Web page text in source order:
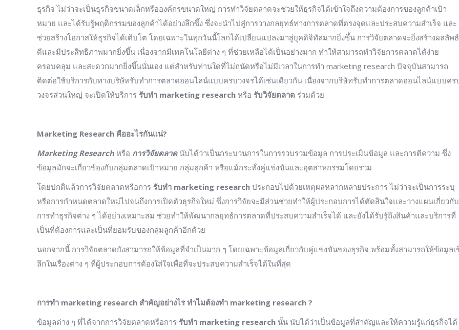
ธุรกิจ ไม่ว่าจะเป็นธุรกิจขนาดเล็กหรือองค์กรขนาดใหญ่ การทำวิจัยตลาดจะช่วยให้ธุรกิจได้เข้าใจถึงความต้องการของลูกค้าเป้า
หมาย และได้รับรู้พฤติกรรมของลูกค้าได้อย่างลึกซึ้ง ซึ่งจะนำไปสู่การวางกลยุทธ์ทางการตลาดที่ตรงจุดและประสบความสำเร็จ และ
ช่วยสร้างโอกาสให้ธุรกิจได้เติบโต โดยเฉพาะในทุกวันนี้โลกได้เปลี่ยนแปลงมาสู่ยุคดิจิทัลมากยิ่งขึ้น การวิจัยตลาดจะยิ่งสร้างผลลัพ
ดีและมีประสิทธิภาพมากยิ่งขึ้น เนื่องจากมีเทคโนโลยีต่าง ๆ ที่ช่วยเหลือได้เป็นอย่างมาก ทำให้สามารถทำวิจัยการตลาดได้ง่าย
ครอบคลุม และสะดวกมากยิ่งขึ้นนั่นเอง แต่สำหรับท่านใดที่ไม่ถนัดหรือไม่มีเวลาในการทำ marketing research ปัจจุบันสามารถ
ติดต่อใช้บริการกับทางบริษัทรับทำการตลาดออนไลน์แบบครบวงจรได้เช่นเดียวกัน เนื่องจากบริษัทรับทำการตลาดออนไลน์แบบคร
วงจรส่วนใหญ่ จะเปิดให้บริการ รับทำ marketing research หรือ รับวิจัยตลาด ร่วมด้วย
Marketing Research คืออะไรกันแน่?
Marketing Researchหรือ การวิจัยตลาดนับได้ว่าเป็นกระบวนการในการรวบรวมข้อมูล การประเมินข้อมูล และการตีความ ซึ่ง
ข้อมูลมักจะเกี่ยวข้องกับกลุ่มตลาดเป้าหมาย กลุ่มลุกค้า หรือแม้กระทั่งคู่แข่งขันและอุตสาหกรรมโดยรวม
โดยปกติแล้วการวิจัยตลาดหรือการ รับทำ marketing research ประกอบไปด้วยเหตุผลหลากหลายประการ ไม่ว่าจะเป็นการระบุ
หรือการกำหนดตลาดใหม่ไปจนถึงการเปิดตัวธุรกิจใหม่ ซึ่งการวิจัยจะมีส่วนช่วยทำให้ผู้ประกอบการได้ตัดสินใจและวางแผนเกี่ยวกับ
การทำธุรกิจต่าง ๆ ได้อย่างเหมาะสม ช่วยทำให้พัฒนากลยุทธ์การตลาดที่ประสบความสำเร็จได้ และยังได้รับรู้ถึงสินค้าและบริการที่
เป็นที่ต้องการและเป็นที่ยอมรับของกลุ่มลูกค้าอีกด้วย
นอกจากนี้ การวิจัยตลาดยังสามารถให้ข้อมูลที่จำเป็นมาก ๆ โดยเฉพาะข้อมูลเกี่ยวกับคู่แข่งขันของธุรกิจ พร้อมทั้งสามารถให้ข้อมูลเ
ลึกในเรื่องต่าง ๆ ที่ผู้ประกอบการต้องใส่ใจเพื่อที่จะประสบความสำเร็จได้ในที่สุด
การทำ marketing research สำคัญอย่างไร ทำไมต้องทำ marketing research ?
ข้อมูลต่าง ๆ ที่ได้จากการวิจัยตลาดหรือการ รับทำ marketing research นั้น นับได้ว่าเป็นข้อมูลที่สำคัญและให้ความรู้แก่ธุรกิจได้